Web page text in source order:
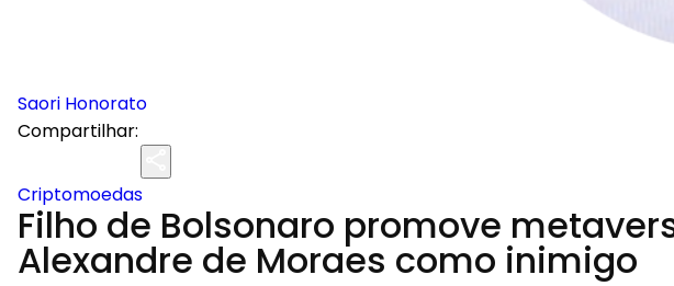
Saori Honorato
Compartilhar:
Criptomoedas
Filho de Bolsonaro promove
Alexandre de Moraes como inimigo